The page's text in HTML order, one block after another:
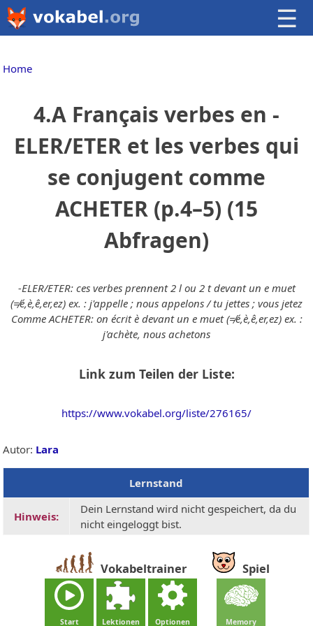
☰
Home
4.A Français verbes en -
ELER/ETER et les verbes qui
se conjugent comme
ACHETER (p.4–5) (15
Abfragen)
-ELER/ETER: ces verbes prennent 2 l ou 2 t devant un e muet
(≠é,è,ê,er,ez) ex. : j'appelle ; nous appelons / tu jettes ; vous jetez
Comme ACHETER: on écrit è devant un e muet (≠é,è,ê,er,ez) ex. :
j'achète, nous achetons
Link zum Teilen der Liste:
https://www.vokabel.org/liste/276165/
Autor: Lara
Lernstand
Hinweis:
Dein Lernstand wird nicht gespeichert, da du
nicht eingeloggt bist.
Vokabeltrainer
Start Lektionen Optionen
Spiel
Memory